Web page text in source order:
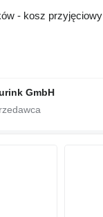
- kosz przyjęciowy
GmbH